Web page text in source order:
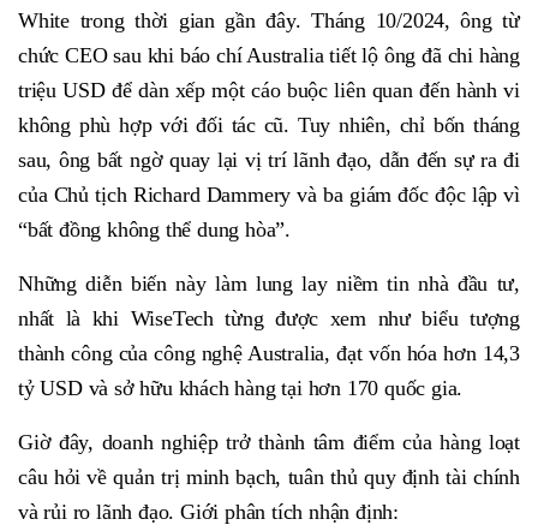
White trong thời gian gần đây. Tháng 10/2024, ông từ
chức CEO sau khi báo chí Australia tiết lộ ông đã chi hàng
triệu USD để dàn xếp một cáo buộc liên quan đến hành vi
không phù hợp với đối tác cũ. Tuy nhiên, chỉ bốn tháng
sau, ông bất ngờ quay lại vị trí lãnh đạo, dẫn đến sự ra đi
của Chủ tịch Richard Dammery và ba giám đốc độc lập vì
“bất đồng không thể dung hòa”.
Những diễn biến này làm lung lay niềm tin nhà đầu tư,
nhất là khi WiseTech từng được xem như biểu tượng
thành công của công nghệ Australia, đạt vốn hóa hơn 14,3
tỷ USD và sở hữu khách hàng tại hơn 170 quốc gia.
Giờ đây, doanh nghiệp trở thành tâm điểm của hàng loạt
câu hỏi về quản trị minh bạch, tuân thủ quy định tài chính
và rủi ro lãnh đạo. Giới phân tích nhận định: